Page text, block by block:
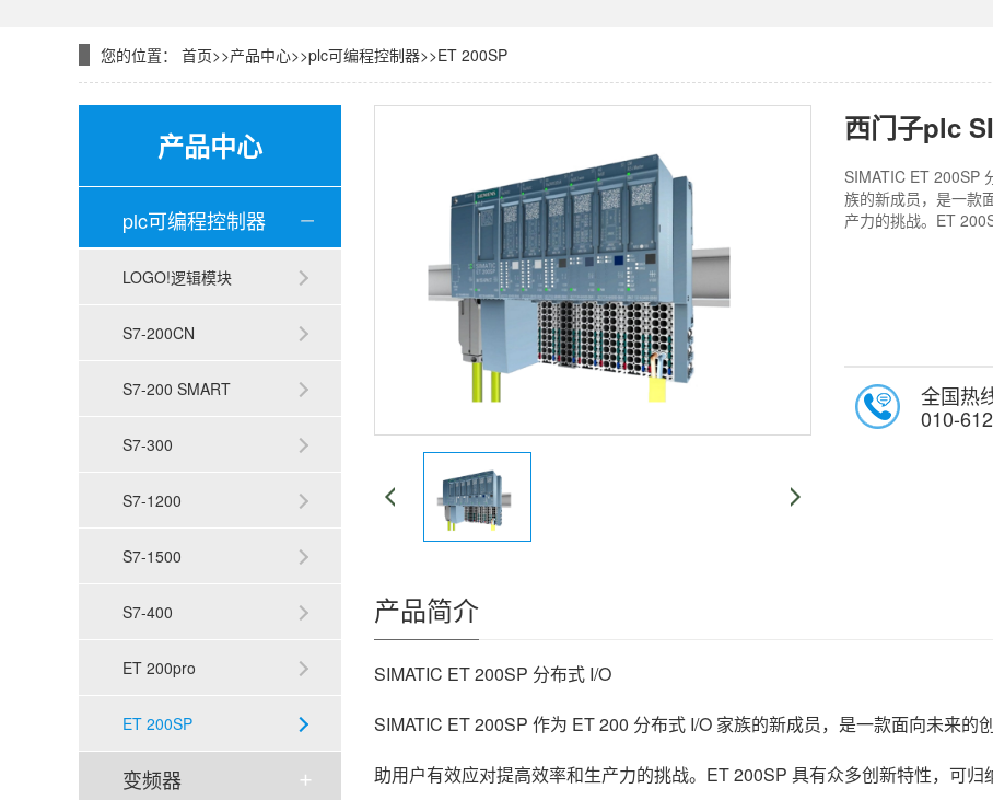
您的位置： 首页>>产品中心>>plc可编程控制器>>ET 200SP
产品中心
plc可编程控制器
LOGO!逻辑模块
S7-200CN
S7-200 SMART
S7-300
S7-1200
S7-1500
S7-400
ET 200pro
ET 200SP
变频器
西门子plc
SIMATIC ET 200SP
族的新成员，是一款
产力的挑战。ET
全国热
010-
产品简介
SIMATIC ET 200SP 分布式 I/O
SIMATIC ET 200SP 作为 ET 200 分布式 I/O 家族的新成员，是一款面向未来的
助用户有效应对提高效率和生产力的挑战。ET 200SP 具有众多创新特性，可归